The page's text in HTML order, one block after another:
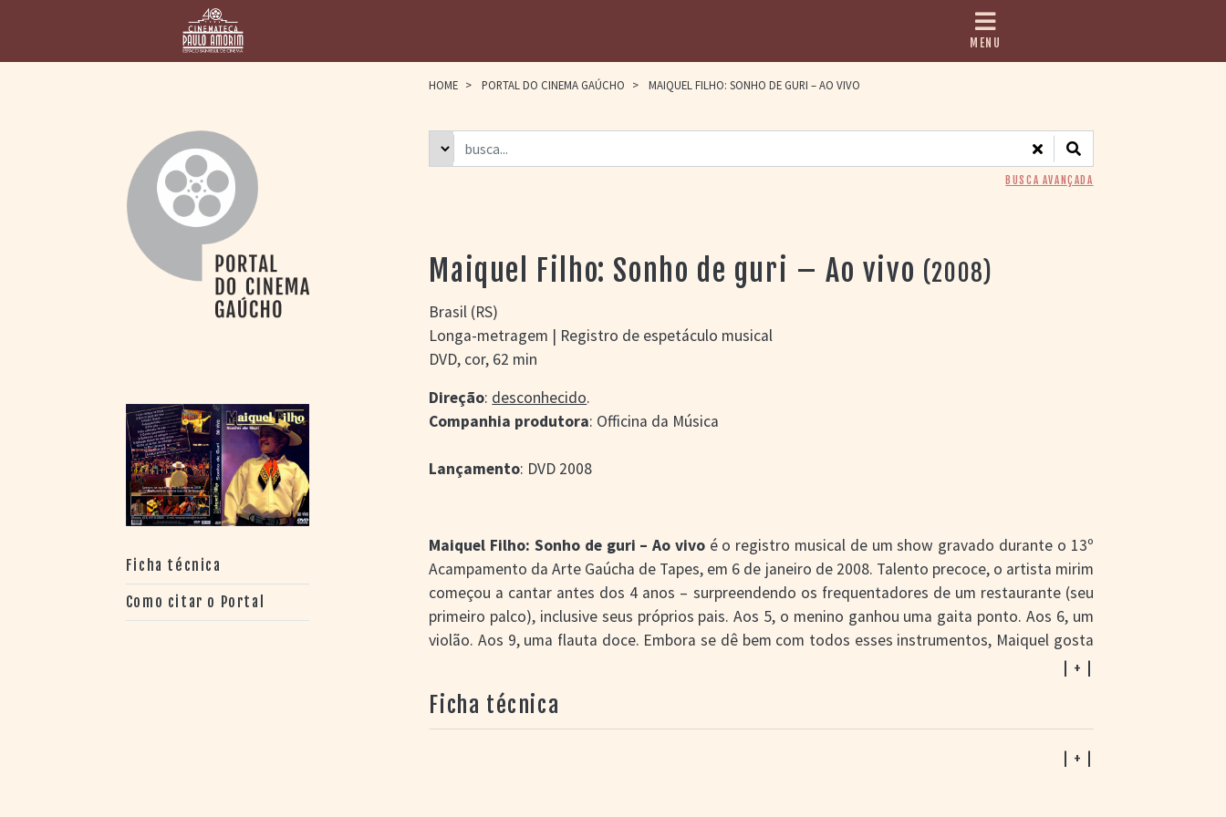
PAULO AMORIM
> HOMENAGEADOS
> ASSOCIAÇÃO DOS
> BIBLIOTECA
ROMEU GRIMALDI
CINEMA GAÚCHO
> APRESENTAÇÃO
> BUSCA AVANÇADA
> LISTA DE FILMES
CINEASTAS
MENU
HOME > PORTAL DO CINEMA GAÚCHO > MAIQUEL FILHO: SONHO DE GURI – AO VIVO
Ficha técnica
Como citar o Portal
BUSCA AVANÇADA
Maiquel Filho: Sonho de guri – Ao vivo (2008)
Brasil (RS)
Longa-metragem | Registro de espetáculo musical
DVD, cor, 62 min
Direção: desconhecido.
Companhia produtora: Officina da Música
Lançamento: DVD 2008
Maiquel Filho: Sonho de guri – Ao vivoé o registro musical de um show gravado durante o 13º
Acampamento da Arte Gaúcha de Tapes, em 6 de janeiro de 2008. Talento precoce, o artista mirim
começou a cantar antes dos 4 anos – surpreendendo os frequentadores de um restaurante (seu
primeiro palco), inclusive seus próprios pais. Aos 5, o menino ganhou uma gaita ponto. Aos 6, um
violão. Aos 9, uma flauta doce. Embora se dê bem com todos esses instrumentos, Maiquel gosta
mesmo é de cantar e de tocar violão. Na época das filmagens, ele tinha 11 anos e acumulava
participações em diversos festivais, além de idas a programas de TV, como Coisas do sul, Brasil
RS e Bom dia, Rio Grande. No palco, a banda que o acompanha é composta por cinco músicos
profissionais.
O repertório da apresentação é composto por músicas famosas do nativismo gaúcho, com letras
| + |
Ficha técnica
| + |